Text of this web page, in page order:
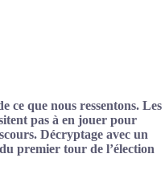
ce que nous ressentons. Les
pas à en jouer pour
Décryptage avec un
premier tour de l’élection